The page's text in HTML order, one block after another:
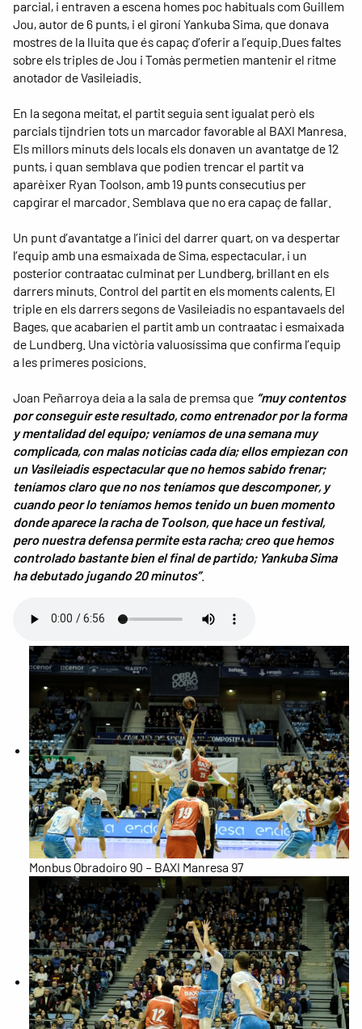
parcial, i entraven a escena homes poc habituals com Guillem
Jou, autor de 6 punts, i el gironí Yankuba Sima, que donava
mostres de la lluita que és capaç d’oferir a l’equip.Dues faltes
sobre els triples de Jou i Tomàs permetien mantenir el ritme
anotador de Vasileiadis.
En la segona meitat, el partit seguia sent igualat però els
parcials tijndrien tots un marcador favorable al BAXI Manresa.
Els millors minuts dels locals els donaven un avantatge de 12
punts, i quan semblava que podien trencar el partit va
aparèixer Ryan Toolson, amb 19 punts consecutius per
capgirar el marcador. Semblava que no era capaç de fallar.
Un punt d’avantatge a l’inici del darrer quart, on va despertar
l’equip amb una esmaixada de Sima, espectacular, i un
posterior contraatac culminat per Lundberg, brillant en els
darrers minuts. Control del partit en els moments calents, El
triple en els darrers segons de Vasileiadis no espantavaels del
Bages, que acabarien el partit amb un contraatac i esmaixada
de Lundberg. Una victòria valuosíssima que confirma l’equip
a les primeres posicions.
Joan Peñarroya deia a la sala de premsa que “muy contentos
por conseguir este resultado, como entrenador por la forma
y mentalidad del equipo; veníamos de una semana muy
complicada, con malas noticias cada día; ellos empiezan con
un Vasileiadis espectacular que no hemos sabido frenar;
teníamos claro que no nos teníamos que descomponer, y
cuando peor lo teníamos hemos tenido un buen momento
donde aparece la racha de Toolson, que hace un festival,
pero nuestra defensa permite esta racha; creo que hemos
controlado bastante bien el final de partido; Yankuba Sima
ha debutado jugando 20 minutos”.
Monbus Obradoiro 90 – BAXI Manresa 97